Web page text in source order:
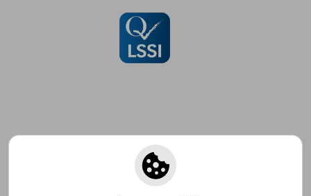
Suscríbete para recibir ofertas y
promociones